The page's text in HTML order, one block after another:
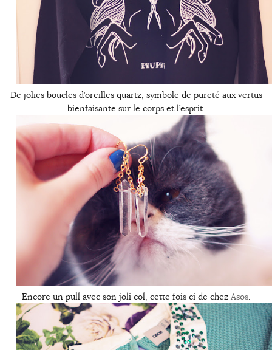
De jolies boucles d’oreilles quartz, symbole de pureté aux vertus
bienfaisante sur le corps et l’esprit.
Encore un pull avec son joli col, cette fois ci de chez Asos.